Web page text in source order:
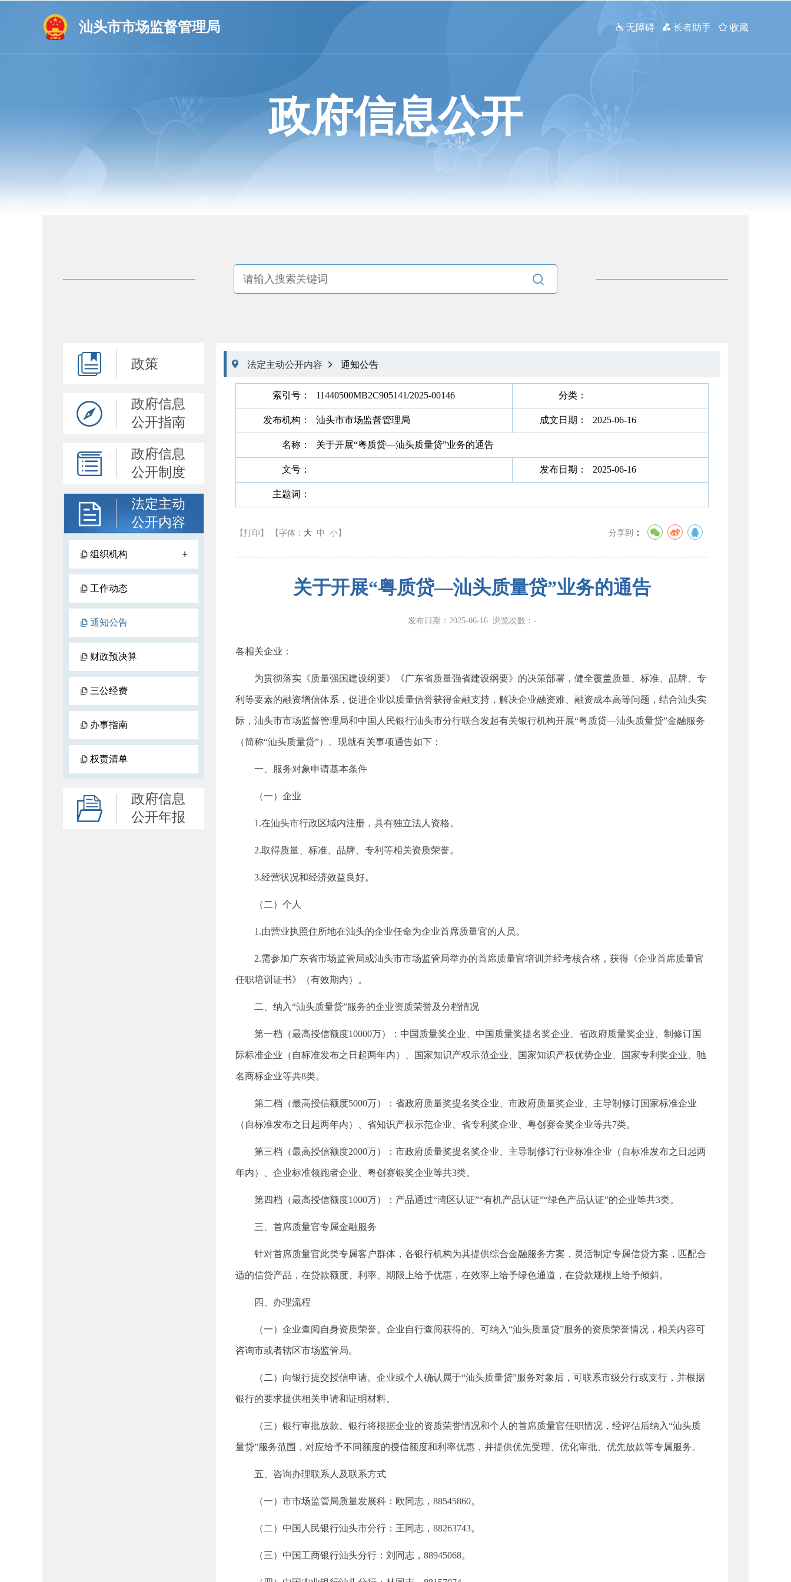
汕头市市场监督管理局  无障碍  长者助手  收藏
政府信息公开

政策
政府信息
公开指南
政府信息
公开制度
法定主动
公开内容
组织机构 +
工作动态
通知公告
财政预决算
三公经费
办事指南
权责清单
政府信息
公开年报
 法定主动公开内容  通知公告
索引号： 11440500MB2C905141/2025-00146 分类：
发布机构： 汕头市市场监督管理局 成文日期： 2025-06-16
名称： 关于开展“粤质贷—汕头质量贷”业务的通告
文号： 发布日期： 2025-06-16
主题词：
【打印】 【字体： 大 中 小 】 分享到 ：
关于开展“粤质贷—汕头质量贷”业务的通告
发布日期：2025-06-16 浏览次数： -
各相关企业：
为贯彻落实《质量强国建设纲要》《广东省质量强省建设纲要》的决策部署，健全覆盖质量、标准、品牌、专
利等要素的融资增信体系，促进企业以质量信誉获得金融支持，解决企业融资难、融资成本高等问题，结合汕头实
际，汕头市市场监督管理局和中国人民银行汕头市分行联合发起有关银行机构开展“粤质贷—汕头质量贷”金融服务
（简称“汕头质量贷”）。现就有关事项通告如下：
一、服务对象申请基本条件
（一）企业
1.在汕头市行政区域内注册，具有独立法人资格。
2.取得质量、标准、品牌、专利等相关资质荣誉。
3.经营状况和经济效益良好。
（二）个人
1.由营业执照住所地在汕头的企业任命为企业首席质量官的人员。
2.需参加广东省市场监管局或汕头市市场监管局举办的首席质量官培训并经考核合格，获得《企业首席质量官
任职培训证书》（有效期内）。
二、纳入“汕头质量贷”服务的企业资质荣誉及分档情况
第一档（最高授信额度10000万）：中国质量奖企业、中国质量奖提名奖企业、省政府质量奖企业、制修订国
际标准企业（自标准发布之日起两年内）、国家知识产权示范企业、国家知识产权优势企业、国家专利奖企业、驰
名商标企业等共8类。
第二档（最高授信额度5000万）：省政府质量奖提名奖企业、市政府质量奖企业、主导制修订国家标准企业
（自标准发布之日起两年内）、省知识产权示范企业、省专利奖企业、粤创赛金奖企业等共7类。
第三档（最高授信额度2000万）：市政府质量奖提名奖企业、主导制修订行业标准企业（自标准发布之日起两
年内）、企业标准领跑者企业、粤创赛银奖企业等共3类。
第四档（最高授信额度1000万）：产品通过“湾区认证”“有机产品认证”“绿色产品认证”的企业等共3类。
三、首席质量官专属金融服务
针对首席质量官此类专属客户群体，各银行机构为其提供综合金融服务方案，灵活制定专属信贷方案，匹配合
适的信贷产品，在贷款额度、利率、期限上给予优惠，在效率上给予绿色通道，在贷款规模上给予倾斜。
四、办理流程
（一）企业查阅自身资质荣誉。企业自行查阅获得的、可纳入“汕头质量贷”服务的资质荣誉情况，相关内容可
咨询市或者辖区市场监管局。
（二）向银行提交授信申请。企业或个人确认属于“汕头质量贷”服务对象后，可联系市级分行或支行，并根据
银行的要求提供相关申请和证明材料。
（三）银行审批放款。银行将根据企业的资质荣誉情况和个人的首席质量官任职情况，经评估后纳入“汕头质
量贷”服务范围，对应给予不同额度的授信额度和利率优惠，并提供优先受理、优化审批、优先放款等专属服务。
五、咨询办理联系人及联系方式
（一）市市场监管局质量发展科：欧同志，88545860。
（二）中国人民银行汕头市分行：王同志，88263743。
（三）中国工商银行汕头分行：刘同志，88945068。